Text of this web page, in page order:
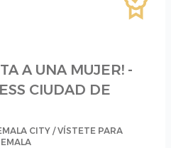
A UNA MUJER! -
CIUDAD DE
CITY / VÍSTETE PARA